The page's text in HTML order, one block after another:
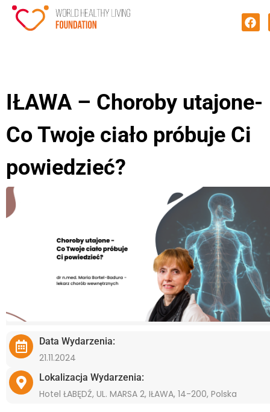
IŁAWA – Choroby utajone-
Co Twoje ciało próbuje Ci
powiedzieć?
Data Wydarzenia:
21.11.2024
Lokalizacja Wydarzenia:
Hotel ŁABĘDŹ, UL. MARSA 2, IŁAWA, 14-200, Polska